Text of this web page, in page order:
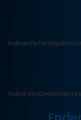
ÍndicesFicha Inquilino
Sobre nósDepoimentos